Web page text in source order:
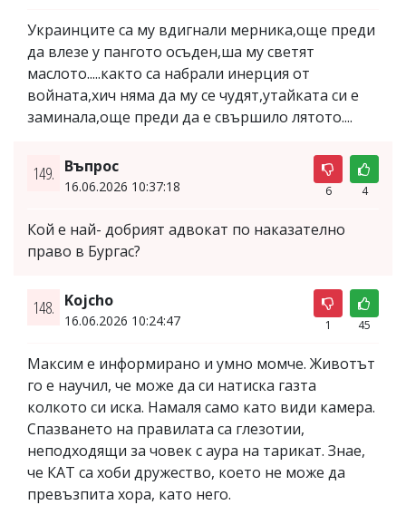
Украинците са му вдигнали мерника,още преди
да влезе у пангото осъден,ша му светят
маслото.....както са набрали инерция от
войната,хич няма да му се чудят,утайката си е
заминала,още преди да е свършило лятото....
149. Въпрос
16.06.2026 10:37:18 6 4
Кой е най- добрият адвокат по наказателно
право в Бургас?
148. Kojcho
16.06.2026 10:24:47 1 45
Максим е информирано и умно момче. Животът
го е научил, че може да си натиска газта
колкото си иска. Намаля само като види камера.
Спазването на правилата са глезотии,
неподходящи за човек с аура на тарикат. Знае,
че КАТ са хоби дружество, което не може да
превъзпита хора, като него.